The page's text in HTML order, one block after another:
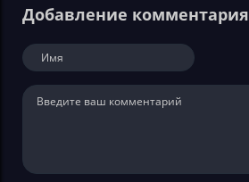
Добавление комментария